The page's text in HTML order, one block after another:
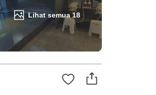
Lihat semua 18